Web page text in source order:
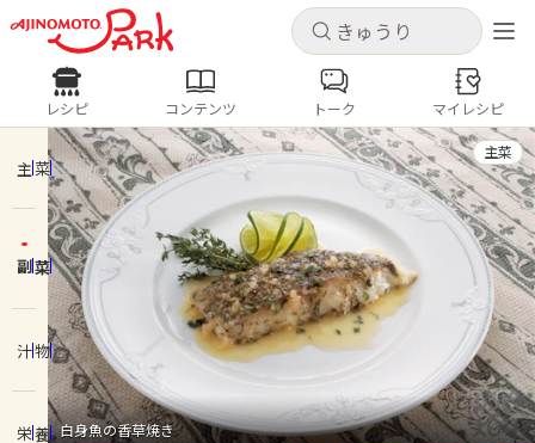
キャンセル
ログインするとレシピを保存できます
ログイン 新規登録
ホーム
コンテンツ
レシピ
キャンセル
レシピ コンテンツ
人気の食材・レシピ
きゅうり なす トマト
とうもろこし
ピーマン
みょうが ゴーヤ
レシピ コンテンツ トーク マイレシピ
主菜
副菜
汁物
栄養 白身魚の香草焼き
主菜